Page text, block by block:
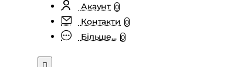
Акаунт 0
Контакти 0
Більше... 0